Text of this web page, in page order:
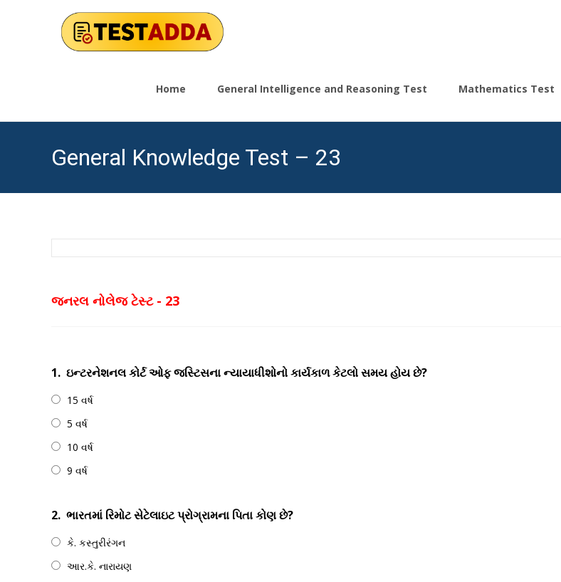
Home General Intelligence and Reasoning Test Mathematics Test
General Knowledge Test – 23
જનરલ નોલેજ ટેસ્ટ - 23
1. ઇન્ટરનેશનલ કોર્ટ ઓફ જસ્ટિસના ન્યાયાધીશોનો કાર્યકાળ કેટલો સમય હોય છે?
15 વર્ષ
5 વર્ષ
10 વર્ષ
9 વર્ષ
2. ભારતમાં રિમોટ સેટેલાઇટ પ્રોગ્રામના પિતા કોણ છે?
કે. કસ્તુરીરંગન
આર.કે. નારાયણ